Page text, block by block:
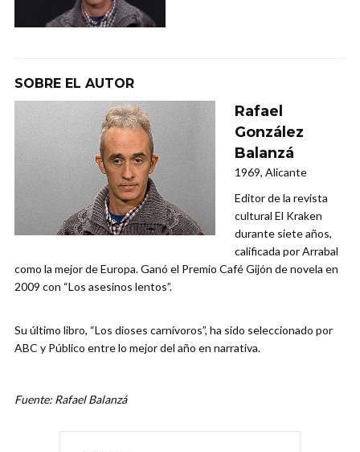
SOBRE EL AUTOR
Rafael
González
Balanzá
1969, Alicante
Editor de la revista
cultural El Kraken
durante siete años,
calificada por Arrabal
como la mejor de Europa. Ganó el Premio Café Gijón de novela en
2009 con “Los asesinos lentos”.
Su último libro, “Los dioses carnívoros”, ha sido seleccionado por
ABC y Público entre lo mejor del año en narrativa.
Fuente: Rafael Balanzá